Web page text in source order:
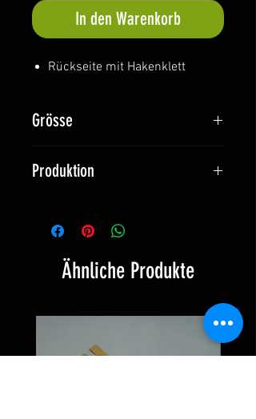
In den Warenkorb
Rückseite mit Hakenklett
Grösse
Produktion
Ähnliche Produkte